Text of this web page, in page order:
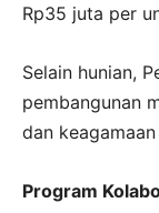
Rp35 juta per
Selain hunian,
pembangunan
dan
Program